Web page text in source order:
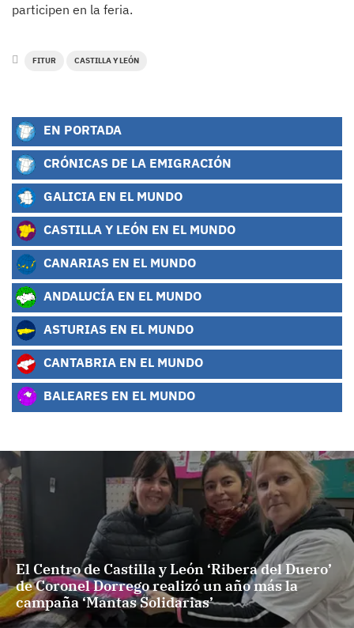
participen en la feria.
FITUR CASTILLA Y LEÓN
EN PORTADA
CRÓNICAS DE LA EMIGRACIÓN
GALICIA EN EL MUNDO
CASTILLA Y LEÓN EN EL MUNDO
CANARIAS EN EL MUNDO
ANDALUCÍA EN EL MUNDO
ASTURIAS EN EL MUNDO
CANTABRIA EN EL MUNDO
BALEARES EN EL MUNDO
El Centro de Castilla y León ‘Ribera del Duero’
de Coronel Dorrego realizó un año más la
campaña ‘Mantas Solidarias’